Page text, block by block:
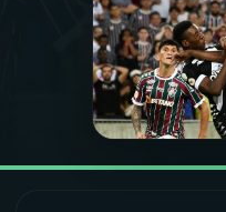
PROGRAMAS
PODCASTS
06VIDEOCASTS